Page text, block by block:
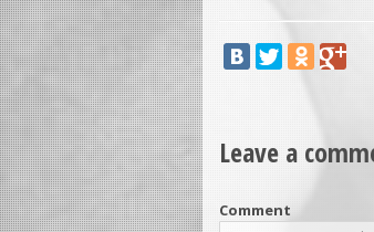
Leave a
Comment